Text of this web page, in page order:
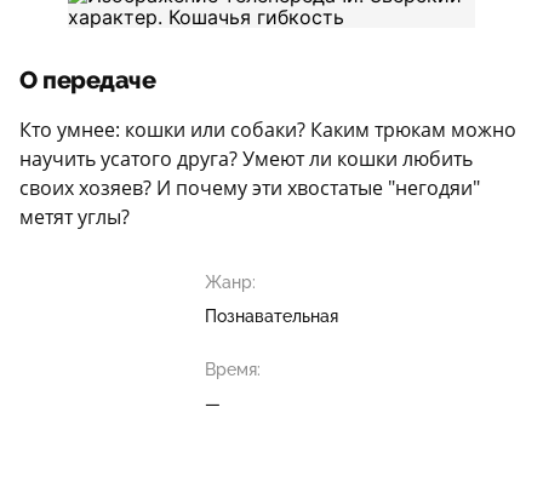
О передаче
Кто умнее: кошки или собаки? Каким трюкам можно
научить усатого друга? Умеют ли кошки любить
своих хозяев? И почему эти хвостатые "негодяи"
метят углы?
Жанр:
Познавательная
Время:
—